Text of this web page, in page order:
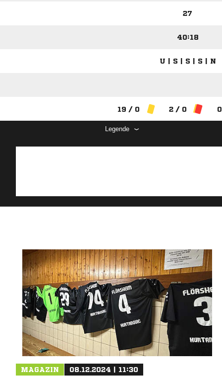
27
40:18
U | S | S | S | N
19 / 0 2 / 0
Legende
MAGAZIN 08.12.2024 | 11:30